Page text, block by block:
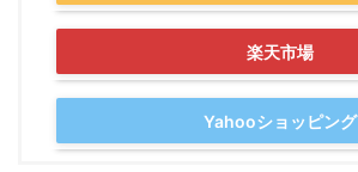
楽天市場
Yahooショッピング